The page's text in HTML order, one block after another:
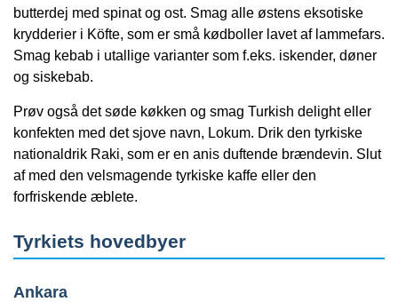
butterdej med spinat og ost. Smag alle østens eksotiske
krydderier i Köfte, som er små kødboller lavet af lammefars.
Smag kebab i utallige varianter som f.eks. iskender, døner
og siskebab.
Prøv også det søde køkken og smag Turkish delight eller
konfekten med det sjove navn, Lokum. Drik den tyrkiske
nationaldrik Raki, som er en anis duftende brændevin. Slut
af med den velsmagende tyrkiske kaffe eller den
forfriskende æblete.
Tyrkiets hovedbyer
Ankara